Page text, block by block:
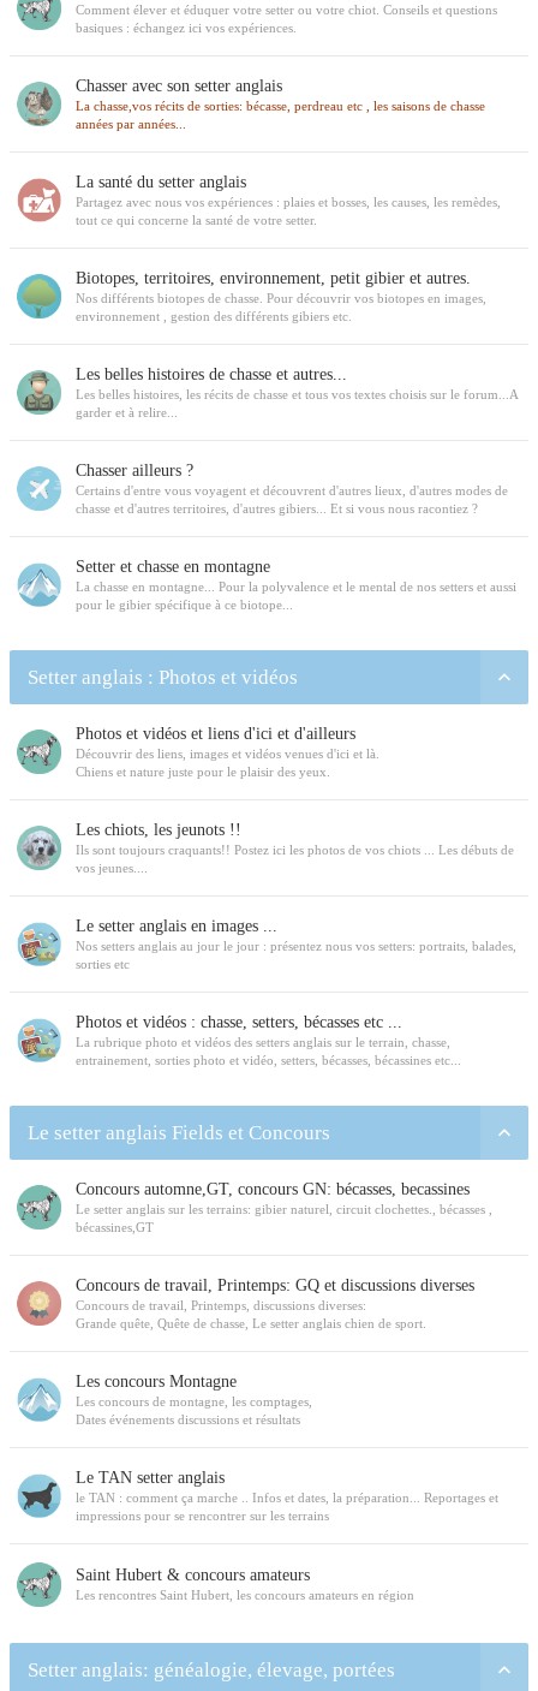
Comment élever et éduquer votre setter ou votre chiot. Conseils et questions
basiques : échangez ici vos expériences.
Chasser avec son setter anglais
La chasse,vos récits de sorties: bécasse, perdreau etc , les saisons de chasse
années par années...
La santé du setter anglais
Partagez avec nous vos expériences : plaies et bosses, les causes, les remèdes,
tout ce qui concerne la santé de votre setter.
Biotopes, territoires, environnement, petit gibier et autres.
Nos différents biotopes de chasse. Pour découvrir vos biotopes en images,
environnement , gestion des différents gibiers etc.
Les belles histoires de chasse et autres...
Les belles histoires, les récits de chasse et tous vos textes choisis sur le forum...A
garder et à relire...
Chasser ailleurs ?
Certains d'entre vous voyagent et découvrent d'autres lieux, d'autres modes de
chasse et d'autres territoires, d'autres gibiers... Et si vous nous racontiez ?
Setter et chasse en montagne
La chasse en montagne... Pour la polyvalence et le mental de nos setters et aussi
pour le gibier spécifique à ce biotope...
Setter anglais : Photos et vidéos
Photos et vidéos et liens d'ici et d'ailleurs
Découvrir des liens, images et vidéos venues d'ici et là.
Chiens et nature juste pour le plaisir des yeux.
Les chiots, les jeunots !!
Ils sont toujours craquants!! Postez ici les photos de vos chiots ... Les débuts de
vos jeunes....
Le setter anglais en images ...
Nos setters anglais au jour le jour : présentez nous vos setters: portraits, balades,
sorties etc
Photos et vidéos : chasse, setters, bécasses etc ...
La rubrique photo et vidéos des setters anglais sur le terrain, chasse,
entrainement, sorties photo et vidéo, setters, bécasses, bécassines etc...
Le setter anglais Fields et Concours
Concours automne,GT, concours GN: bécasses, becassines
Le setter anglais sur les terrains: gibier naturel, circuit clochettes., bécasses ,
bécassines,GT
Concours de travail, Printemps: GQ et discussions diverses
Concours de travail, Printemps, discussions diverses:
Grande quête, Quête de chasse, Le setter anglais chien de sport.
Les concours Montagne
Les concours de montagne, les comptages,
Dates événements discussions et résultats
Le TAN setter anglais
le TAN : comment ça marche .. Infos et dates, la préparation... Reportages et
impressions pour se rencontrer sur les terrains
Saint Hubert & concours amateurs
Les rencontres Saint Hubert, les concours amateurs en région
Setter anglais: généalogie, élevage, portées